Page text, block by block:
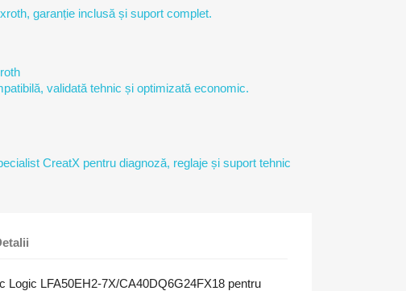
garanție inclusă și suport complet.
validată tehnic și optimizată economic.
CreatX pentru diagnoză, reglaje și suport tehnic
Logic LFA50EH2-7X/CA40DQ6G24FX18 pentru